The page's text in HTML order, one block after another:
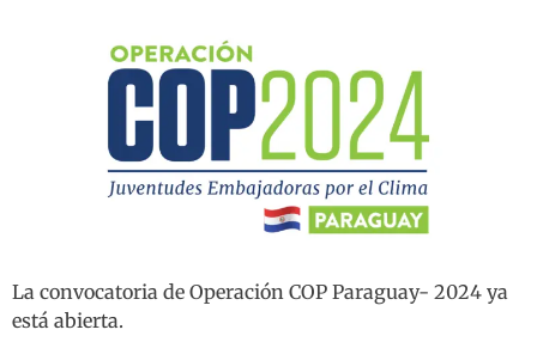
La convocatoria de Operación COP Paraguay- 2024 ya
está abierta.